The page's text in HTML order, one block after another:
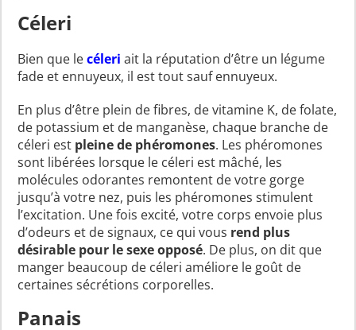
Céleri
Bien que lecéleri ait la réputation d’être un légume
fade et ennuyeux, il est tout sauf ennuyeux.
En plus d’être plein de fibres, de vitamine K, de folate,
de potassium et de manganèse, chaque branche de
céleri est pleine de phéromones. Les phéromones
sont libérées lorsque le céleri est mâché, les
molécules odorantes remontent de votre gorge
jusqu’à votre nez, puis les phéromones stimulent
l’excitation. Une fois excité, votre corps envoie plus
d’odeurs et de signaux, ce qui vous rend plus
désirable pour le sexe opposé. De plus, on dit que
manger beaucoup de céleri améliore le goût de
certaines sécrétions corporelles.
Panais